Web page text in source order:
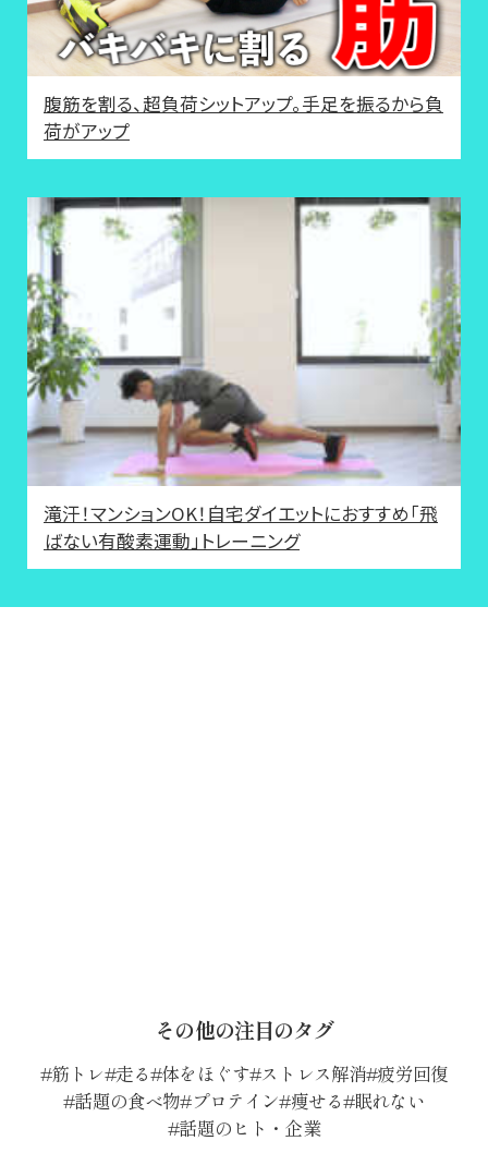
腹筋を割る、超負荷シットアップ。手足を振るから負
荷がアップ
滝汗！マンションOK！自宅ダイエットにおすすめ「飛
ばない有酸素運動」トレーニング
その他の注目のタグ
筋トレ 走る 体をほぐす ストレス解消 疲労回復
話題の食べ物 プロテイン 痩せる 眠れない
話題のヒト・企業